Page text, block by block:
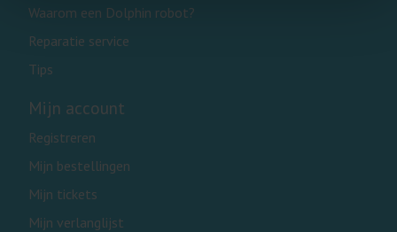
Waarom een Dolphin robot?
Reparatie service
Tips
Mijn account
Registreren
Mijn bestellingen
Mijn tickets
Mijn verlanglijst